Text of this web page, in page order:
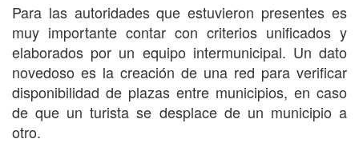
Para las autoridades que estuvieron presentes es
muy importante contar con criterios unificados y
elaborados por un equipo intermunicipal. Un dato
novedoso es la creación de una red para verificar
disponibilidad de plazas entre municipios, en caso
de que un turista se desplace de un municipio a
otro.